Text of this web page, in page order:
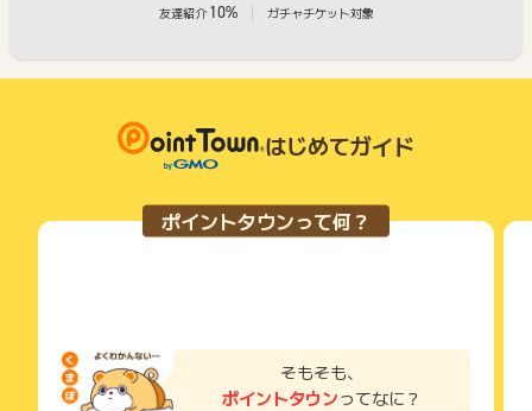
友達紹介 10% ガチャチケット対象
はじめてガイド
ポイントタウンって何？
そもそも、
ポイントタウンってなに？